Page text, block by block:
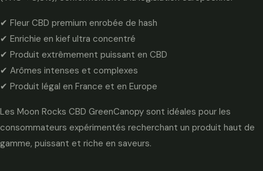
✔ Fleur CBD premium enrobée de hash
✔ Enrichie en kief ultra concentré
✔ Produit extrêmement puissant en CBD
✔ Arômes intenses et complexes
✔ Produit légal en France et en Europe
Les Moon Rocks CBD GreenCanopy sont idéales pour les
consommateurs expérimentés recherchant un produit haut de
gamme, puissant et riche en saveurs.